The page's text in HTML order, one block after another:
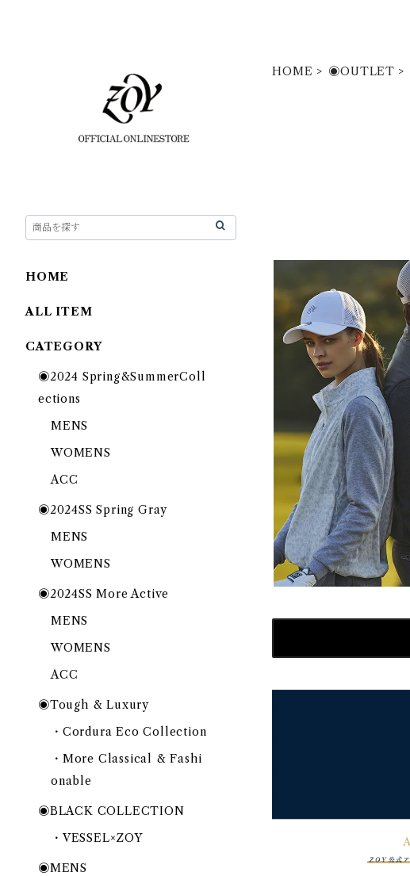
HOME ◉OUTLET
HOME
ALL ITEM
CATEGORY
◉2024 Spring&SummerColl
ections
MENS
WOMENS
ACC
◉2024SS Spring Gray
MENS
WOMENS
◉2024SS More Active
MENS
WOMENS
ACC
◉Tough & Luxury
・Cordura Eco Collection
・More Classical & Fashi
onable
◉BLACK COLLECTION
・VESSEL×ZOY
◉MENS